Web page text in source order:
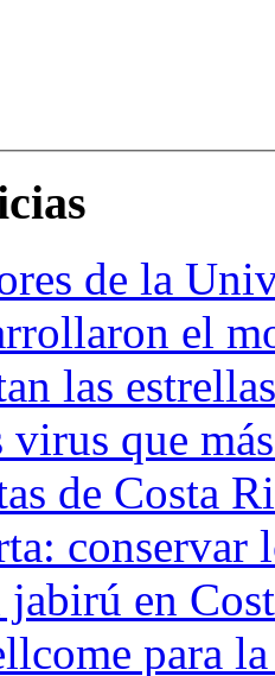
de la
el
las
que
de Costa
conservar
en
para